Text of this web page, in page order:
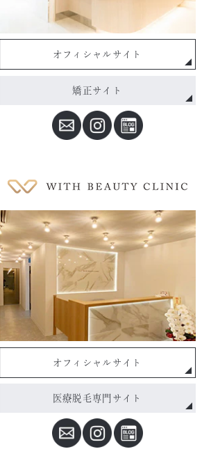
オフィシャルサイト
矯正サイト
オフィシャルサイト
医療脱毛専門サイト